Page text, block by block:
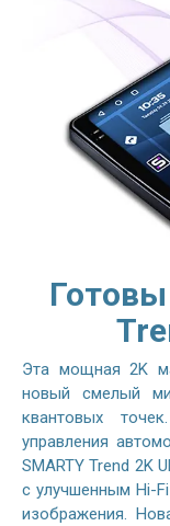
Эта мощная 2K
новый смелый
квантовых
управления
SMARTY Trend 2K
с улучшенным Hi-
изображения.